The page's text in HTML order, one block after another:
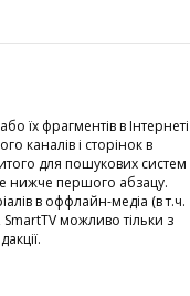
їх фрагментів в Інтернеті
каналів і сторінок в
для пошукових систем
нижче першого абзацу.
в оффлайн-медіа (в т.ч.
можливо тільки з